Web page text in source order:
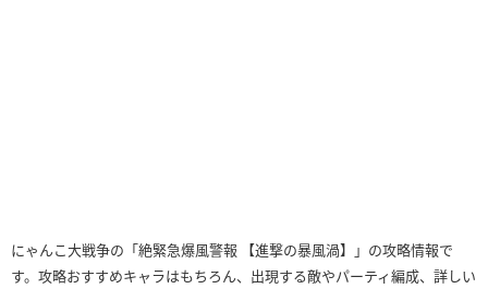
にゃんこ大戦争の「絶緊急爆風警報 【進撃の暴風渦】」の攻略情報で
す。攻略おすすめキャラはもちろん、出現する敵やパーティ編成、詳しい